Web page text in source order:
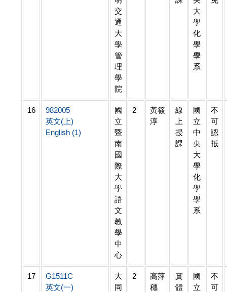
交
通
大
學
管
理
學
院
大
學
化
學
學
系
16
982005
英文(上)
English (1)
國
立
暨
南
國
際
大
學
語
文
教
學
中
心
2
黃筱
淳
線
上
授
課
國
立
中
央
大
學
化
學
學
系
不
可
認
抵
17
G1511C
英文(一)
大
同
2
高萍
穗
實
體
國
立
不
可